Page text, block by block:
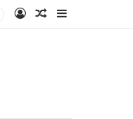
Log InRandom Article